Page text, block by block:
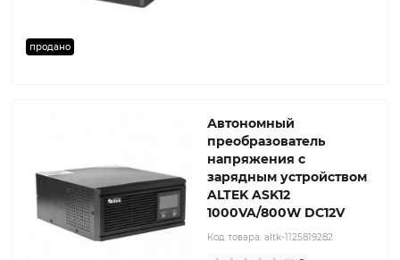
продано
Автономный
преобразователь
напряжения с
зарядным устройством
ALTEK ASK12
1000VA/800W DC12V
Код товара: altk-1125819282